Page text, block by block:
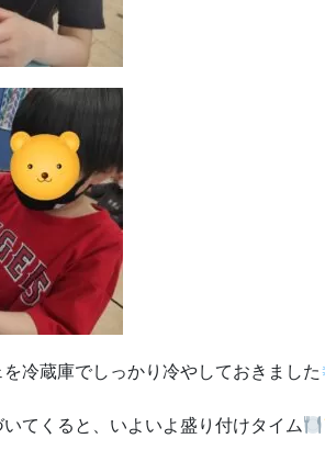
冷蔵庫でしっかり冷やしておきました
てくると、いよいよ盛り付けタイム